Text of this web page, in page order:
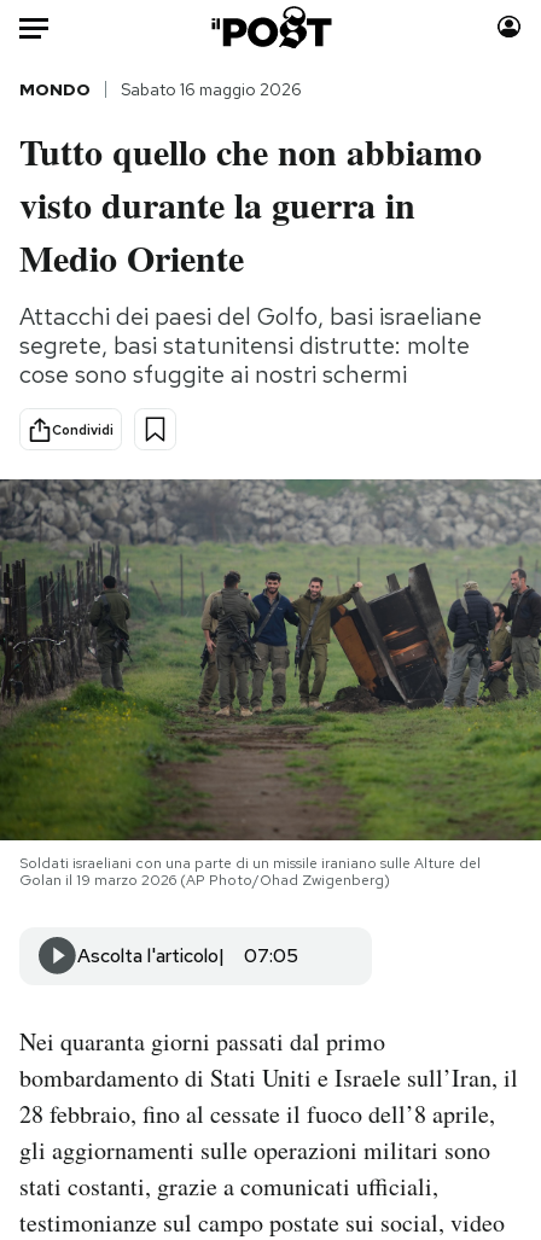
Auto
HOME
Italia
Politica
Tecnologia
Internet
Scienza
Cultura
Economia
Sport
Moda
Storie/Idee
Ok Boomer!
Media
Mondiali calcio 2026
PODCAST
NEWSLETTER
I MIEI PREFERITI
SHOP
Area Personale
Newsletter
Regala il Post
Hai bisogno di aiuto?
Esci
MONDO Sabato 16 maggio 2026
Tutto quello che non abbiamo
visto durante la guerra in
Medio Oriente
Attacchi dei paesi del Golfo, basi israeliane
segrete, basi statunitensi distrutte: molte
cose sono sfuggite ai nostri schermi
Condividi
Soldati israeliani con una parte di un missile iraniano sulle Alture del
Golan il 19 marzo 2026 (AP Photo/Ohad Zwigenberg)
Ascolta l'articolo 07:05
Nei quaranta giorni passati dal primo
bombardamento di Stati Uniti e Israele sull’Iran, il
28 febbraio, fino al cessate il fuoco dell’8 aprile,
gli aggiornamenti sulle operazioni militari sono
stati costanti, grazie a comunicati ufficiali,
testimonianze sul campo postate sui social, video